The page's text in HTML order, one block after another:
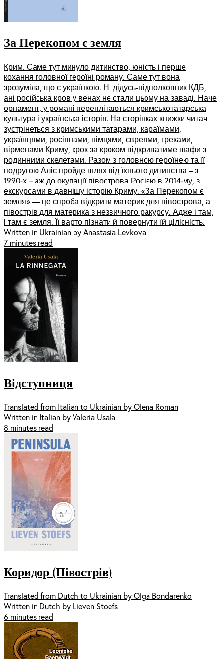
За Перекопом є земля
Крим. Саме тут минуло дитинство, юність і перше
кохання головної героїні роману. Саме тут вона
зрозуміла, що є українкою. Ні дідусь-підполковник КДБ,
ані російська кров у венах не стали цьому на заваді. Наче
орнамент, у романі переплітаються кримськотатарська
культура і українська історія. На сторінках книжки читач
зустрінеться з кримськими татарами, караїмами,
українцями, росіянами, німцями, євреями, греками,
вірменами Криму, крок за кроком відкриватиме шафи з
родинними скелетами. Разом з головною героїнею та її
подругою Аліє пройде шлях від їхнього дитинства – з
1990-х – аж до окупації півострова Росією в 2014-му, з
екскурсами в давнішу історію Криму. «За Перекопом є
земля» — це спроба відкрити материк для півострова, а
півострів для материка з незвичного ракурсу. Адже і там,
і там є земля. Її варто пізнати й повернути їй цілісність.
Written in Ukrainian by Anastasia Levkova
7 minutes read
Відступниця
Translated from Italian to Ukrainian by Olena Roman
Written in Italian by Valeria Usala
8 minutes read
Коридор (Півострів)
Translated from Dutch to Ukrainian by Olga Bondarenko
Written in Dutch by Lieven Stoefs
6 minutes read